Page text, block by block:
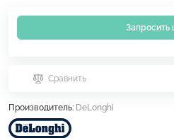
Запросить
Сравнить
Производитель: DeLonghi